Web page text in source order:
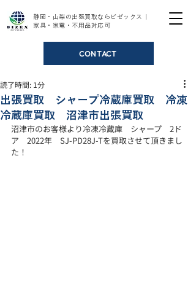
静岡・山梨の出張買取ならビゼックス｜
家具・家電・不用品対応可
CONTACT
出張買取 シャープ冷蔵庫買取 冷凍
冷蔵庫買取 沼津市出張買取
読了時間: 1分
沼津市のお客様より冷凍冷蔵庫　シャープ　2ド
ア　2022年　SJ-PD28J-Tを買取させて頂きまし
た！